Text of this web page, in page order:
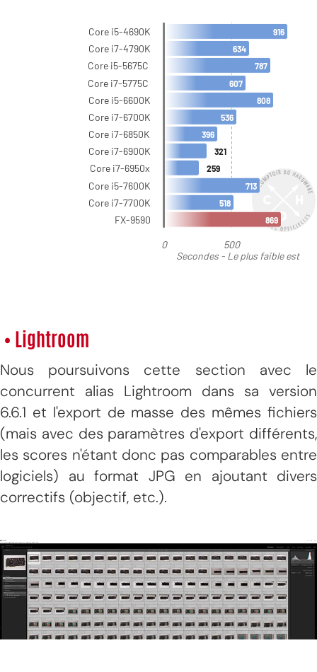
• Lightroom
Nous poursuivons cette section avec le
concurrent alias Lightroom dans sa version
6.6.1 et l'export de masse des mêmes fichiers
(mais avec des paramètres d'export différents,
les scores n'étant donc pas comparables entre
logiciels) au format JPG en ajoutant divers
correctifs (objectif, etc.).